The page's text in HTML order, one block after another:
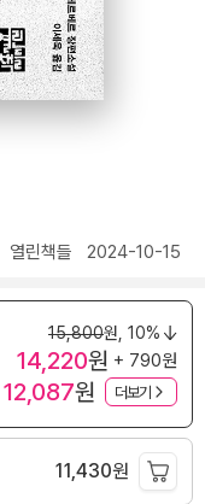
열린책들 2024-10-15
15,800원, 10%
14,220원 + 790원
12,087원 더보기
11,430원